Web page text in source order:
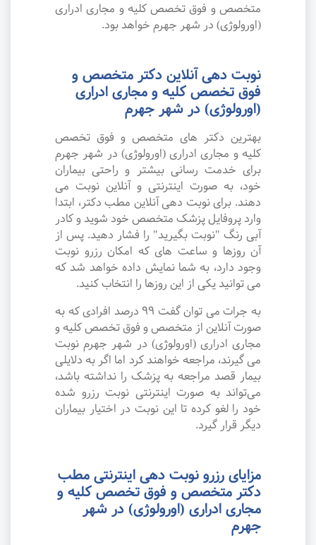
متخصص و فوق تخصص کلیه و مجاری ادراری
(اورولوژی) در شهر جهرم خواهد بود.
نوبت دهی آنلاین دکتر متخصص و
فوق تخصص کلیه و مجاری ادراری
(اورولوژی) در شهر جهرم
بهترین دکتر های متخصص و فوق تخصص
کلیه و مجاری ادراری (اورولوژی) در شهر جهرم
برای خدمت رسانی بیشتر و راحتی بیماران
خود، به صورت اینترنتی و آنلاین نوبت می
دهند. برای نوبت دهی آنلاین مطب دکتر، ابتدا
وارد پروفایل پزشک متخصص خود شوید و کادر
آبی رنگ "نوبت بگیرید" را فشار دهید. پس از
آن روزها و ساعت های که امکان رزرو نوبت
وجود دارد، به شما نمایش داده خواهد شد که
می توانید یکی از این روزها را انتخاب کنید.
به جرات می‌ توان گفت ۹۹ درصد افرادی که به
صورت آنلاین از متخصص و فوق تخصص کلیه و
مجاری ادراری (اورولوژی) در شهر جهرم نوبت
می گیرند، مراجعه خواهند کرد اما اگر به دلایلی
بیمار قصد مراجعه به پزشک را نداشته باشد،
می‌تواند به صورت اینترنتی نوبت رزرو شده
خود را لغو کرده تا این نوبت در اختیار بیماران
دیگر قرار گیرد.
مزایای رزرو نوبت دهی اینترنتی مطب
دکتر متخصص و فوق تخصص کلیه و
مجاری ادراری (اورولوژی) در شهر
جهرم